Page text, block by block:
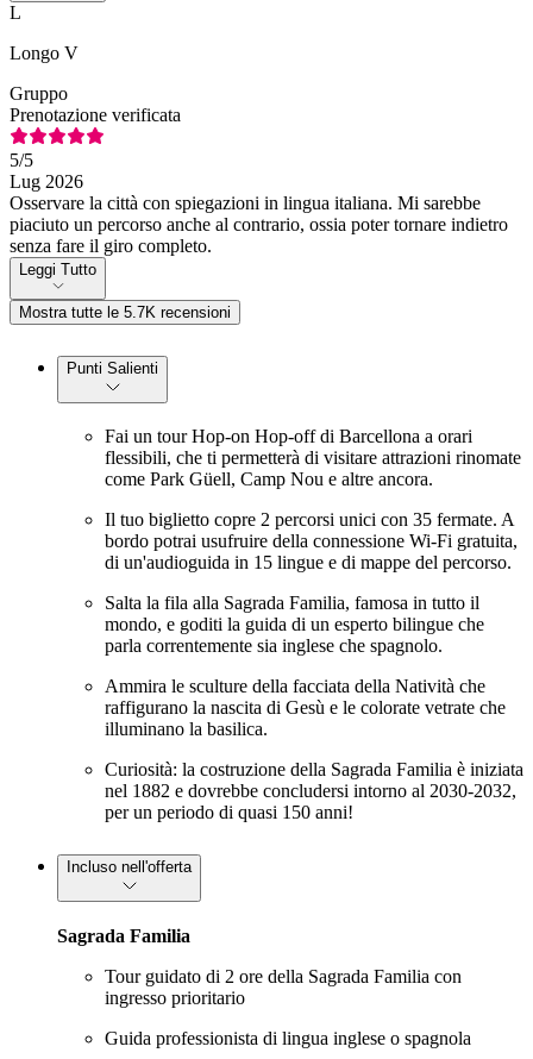
L
Longo V
Gruppo
Prenotazione verificata
5/5
Lug 2026
Osservare la città con spiegazioni in lingua italiana. Mi sarebbe
piaciuto un percorso anche al contrario, ossia poter tornare indietro
senza fare il giro completo.
Leggi Tutto
Mostra tutte le 5.7K recensioni
Punti Salienti
Fai un tour Hop-on Hop-off di Barcellona a orari
flessibili, che ti permetterà di visitare attrazioni rinomate
come Park Güell, Camp Nou e altre ancora.
Il tuo biglietto copre 2 percorsi unici con 35 fermate. A
bordo potrai usufruire della connessione Wi-Fi gratuita,
di un'audioguida in 15 lingue e di mappe del percorso.
Salta la fila alla Sagrada Familia, famosa in tutto il
mondo, e goditi la guida di un esperto bilingue che
parla correntemente sia inglese che spagnolo.
Ammira le sculture della facciata della Natività che
raffigurano la nascita di Gesù e le colorate vetrate che
illuminano la basilica.
Curiosità: la costruzione della Sagrada Familia è iniziata
nel 1882 e dovrebbe concludersi intorno al 2030-2032,
per un periodo di quasi 150 anni!
Incluso nell'offerta
Sagrada Familia
Tour guidato di 2 ore della Sagrada Familia con
ingresso prioritario
Guida professionista di lingua inglese o spagnola